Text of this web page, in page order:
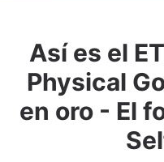
Así es el
Physical
en oro - El